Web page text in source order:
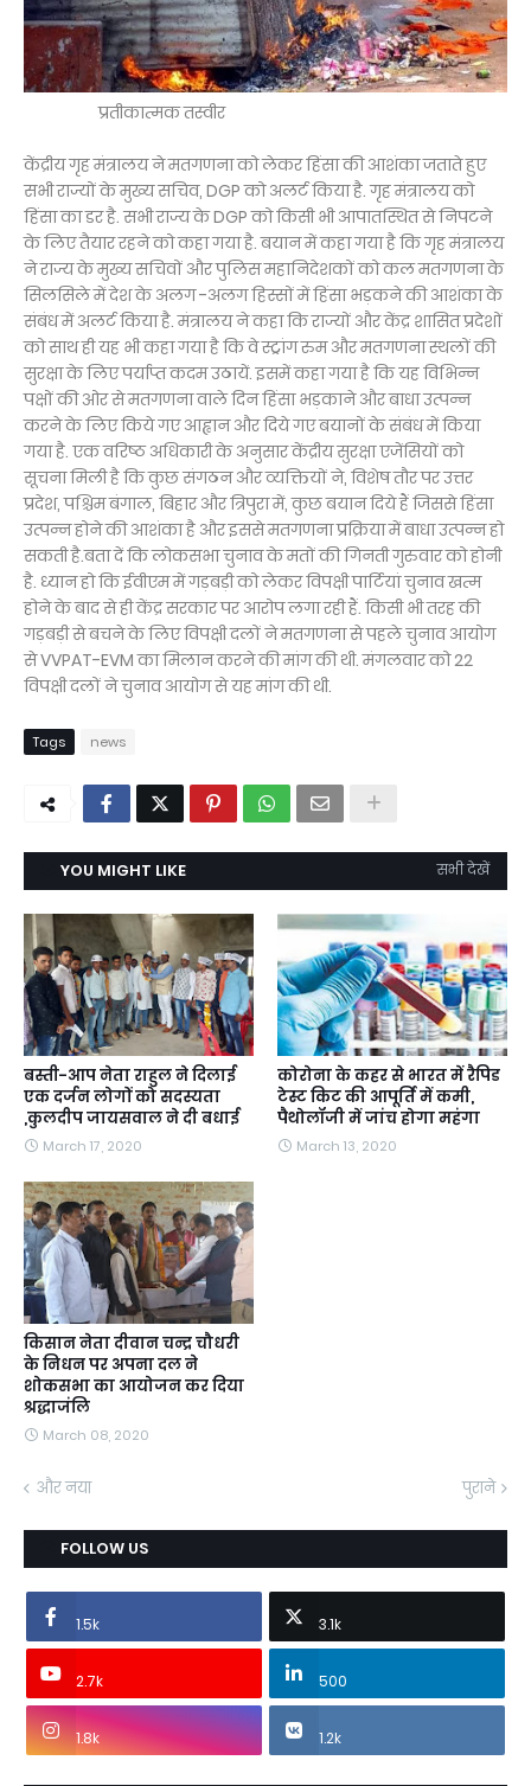
प्रतीकात्मक तस्वीर
केंद्रीय गृह मंत्रालय ने मतगणना को लेकर हिंसा की आशंका जताते हुए
सभी राज्यों के मुख्य सचिव, DGP को अलर्ट किया है. गृह मंत्रालय को
हिंसा का डर है. सभी राज्य के DGP को किसी भी आपातस्थित से निपटने
के लिए तैयार रहने को कहा गया है. बयान में कहा गया है कि गृह मंत्रालय
ने राज्य के मुख्य सचिवों और पुलिस महानिदेशकों को कल मतगणना के
सिलसिले में देश के अलग -अलग हिस्सों में हिंसा भड़कने की आशंका के
संबंध में अलर्ट किया है. मंत्रालय ने कहा कि राज्यों और केंद्र शासित प्रदेशों
को साथ ही यह भी कहा गया है कि वे स्ट्रांग रुम और मतगणना स्थलों की
सुरक्षा के लिए पर्याप्त कदम उठायें. इसमें कहा गया है कि यह विभिन्न
पक्षों की ओर से मतगणना वाले दिन हिंसा भड़काने और बाधा उत्पन्न
करने के लिए किये गए आह्वान और दिये गए बयानों के संबंध में किया
गया है. एक वरिष्ठ अधिकारी के अनुसार केंद्रीय सुरक्षा एजेंसियों को
सूचना मिली है कि कुछ संगठन और व्यक्तियों ने, विशेष तौर पर उत्तर
प्रदेश, पश्चिम बंगाल, बिहार और त्रिपुरा में, कुछ बयान दिये हैं जिससे हिंसा
उत्पन्न होने की आशंका है और इससे मतगणना प्रक्रिया में बाधा उत्पन्न हो
सकती है.बता दें कि लोकसभा चुनाव के मतों की गिनती गुरुवार को होनी
है. ध्यान हो कि ईवीएम में गड़बड़ी को लेकर विपक्षी पार्टियां चुनाव खत्म
होने के बाद से ही केंद्र सरकार पर आरोप लगा रही हैं. किसी भी तरह की
गड़बड़ी से बचने के लिए विपक्षी दलों ने मतगणना से पहले चुनाव आयोग
से VVPAT-EVM का मिलान करने की मांग की थी. मंगलवार को 22
विपक्षी दलों ने चुनाव आयोग से यह मांग की थी.
Tags news
YOU MIGHT LIKE सभी देखें
बस्ती-आप नेता राहुल ने दिलाई
एक दर्जन लोगों को सदस्यता
,कुलदीप जायसवाल ने दी बधाई
March 17, 2020
कोरोना के कहर से भारत में रैपिड
टेस्ट किट की आपूर्ति में कमी,
पैथोलॉजी में जांच होगा महंगा
March 13, 2020
किसान नेता दीवान चन्द्र चौधरी
के निधन पर अपना दल ने
शोकसभा का आयोजन कर दिया
श्रद्धाजंलि
March 08, 2020
और नया पुराने
FOLLOW US
1.5k 3.1k
2.7k 500
1.8k 1.2k